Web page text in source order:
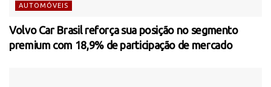
AUTOMÓVEIS
Volvo Car Brasil reforça sua posição no segmento
premium com 18,9% de participação de mercado